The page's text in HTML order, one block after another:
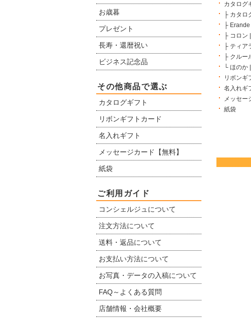
カタログ
├ カタロ
├
├ コロン
├ ティア
├ クルー
└ ほのか
リボンギ
名入れギ
メッセー
紙袋
お歳暮
プレゼント
長寿・還暦祝い
ビジネス記念品
その他商品で選ぶ
カタログギフト
リボンギフトカード
名入れギフト
メッセージカード【無料】
紙袋
ご利用ガイド
コンシェルジュについて
注文方法について
送料・返品について
お支払い方法について
お写真・データの入稿について
FAQ～よくある質問
店舗情報・会社概要